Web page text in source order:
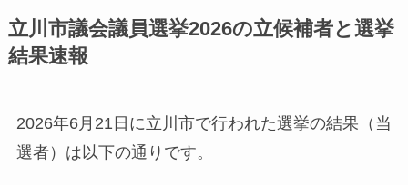
立川市議会議員選挙2026の立候補者と選挙
結果速報
2026年6月21日に立川市で行われた選挙の結果（当
選者）は以下の通りです。